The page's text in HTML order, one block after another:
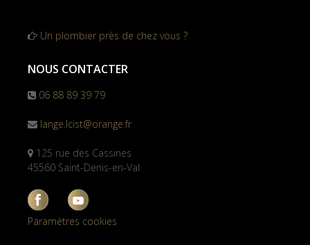
Un plombier près de chez vous ?
NOUS CONTACTER
06 88 89 39 79
lange.lcist@orange.fr
125 rue des Cassines
45560 Saint-Denis-en-Val
Paramètres cookies